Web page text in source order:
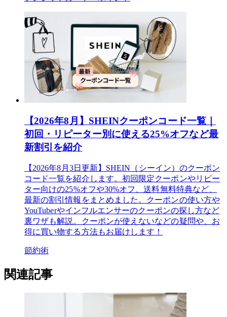
【2026年8月】SHEINクーポンコード一覧｜
初回・リピーター別に使える25%オフなど最
新割引を紹介
【2026年8月3日更新】SHEIN（シーイン）のクーポン
コード一覧を紹介します。初回限定クーポンやリピー
ター向けの25%オフや30%オフ、送料無料特典など、
最新の割引情報をまとめました。クーポンの使い方や
YouTuberやインフルエンサーのクーポンの探し方など
裏ワザも解説。クーポンが使えないなどの疑問や、お
得に買い物する方法もお届けします！
節約術
関連記事